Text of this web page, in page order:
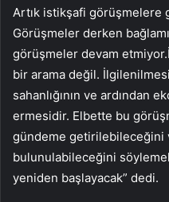
Artık istikşafi görüşmelere
Görüşmeler derken
görüşmeler devam
bir arama değil.
sahanlığının ve ardından
ermesidir. Elbette bu
gündeme getirilebileceğini
bulunulabileceğini
yeniden başlayacak” dedi.